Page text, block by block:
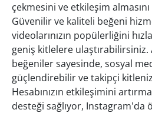
çekmesini ve etkileşim
Güvenilir ve kaliteli beğeni
videolarınızın popülerliğini
geniş kitlelere ulaştırabilirsiniz.
beğeniler sayesinde, sosyal
güçlendirebilir ve takipçi
Hesabınızın etkileşimini
desteği sağlıyor, Instagram'da